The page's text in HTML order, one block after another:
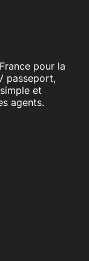
pour la
passeport,
et
agents.